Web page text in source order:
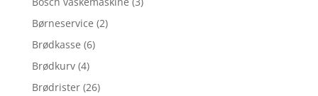
Børneservice (2)
Brødkasse (6)
Brødkurv (4)
Brødrister (26)